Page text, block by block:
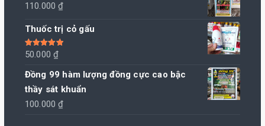
110.000₫
Thuốc trị cỏ gấu
Được xếp
hạng 5.005
50.000₫
Đồng 99 hàm lượng đồng cực cao bậc
thầy sát khuẩn
100.000₫